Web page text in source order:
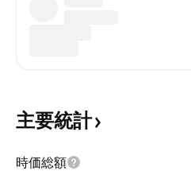
主要統計
時価総額